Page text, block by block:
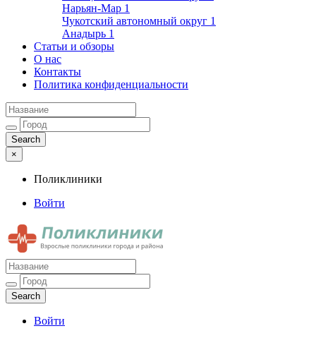
Нарьян-Мар 1
Чукотский автономный округ 1
Анадырь 1
Статьи и обзоры
О нас
Контакты
Политика конфиденциальности
×
Поликлиники
Войти
Поликлиники
Взрослые поликлиники города и района
Войти